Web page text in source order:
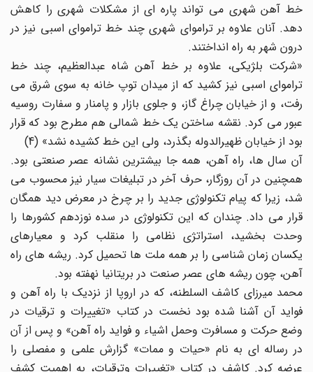
خط آهن شهری می تواند پاره ای از مشکلات شهری را کاهش
دهد. آنان علاوه بر تراموای شهری چند خط تراموای اسبی نیز در
درون شهر به راه انداختند.
«شرکت بلژیکی، علاوه بر خط آهن شاه عبدالعظیم، چند خط
تراموای اسبی نیز کشید که از میدان توپ خانه به سوی شرق می
رفت، و از خیابان چراغ گاز، و جلوی بازار و پامنار و سفارت روسیه
عبور می کرد. نقشه ساختن یک خط شمالی هم مطرح بود که قرار
بود از خیابان ظهیرالدوله بگذرد، ولی این خط کشیده نشد» (4)
آن سال ها، راه آهن، همه جا بیشترین نشانه عصر صنعتی بود.
همچنین در آن روزگار، حرف آخر در تبلیغات سیار نیز محسوب می
شد، زیرا که پیام تکنولوژی جدید را بر چرخ در معرض دید همگان
قرار می داد. چندان که این تکنولوژی در سده نوزدهم کشورها را
وحدت بخشید، استراتژی نظامی را منقلب کرد و معیارهای
یکسان زمان شناسی را بر همه ملت ها تحمیل کرد. ریشه های راه
آهن، چون ریشه های عصر صنعت در بریتانیا نهفته بود.
محمد میرزای کاشف السلطنه، که در اروپا از نزدیک با راه آهن و
فواید آن آشنا شده بود نخست در کتاب «تغییرات و ترقیات در
وضع حرکت و مسافرت وحمل اشیاء و فواید راه آهن» و پس از آن
در رساله ای به نام «حیات و ممات» گزارش علمی و مفصلی را
عرضه کرد. کاشف در کتاب «تغییرات وترقیات، به اهمیت کشف